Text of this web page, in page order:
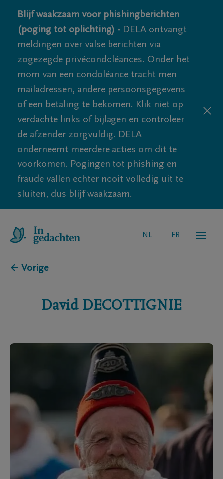
Blijf waakzaam voor phishingberichten
(poging tot oplichting) - DELA ontvangt
meldingen over valse berichten via
zogezegde privécondoléances. Onder het
mom van een condoléance tracht men
mailadressen, andere persoonsgegevens
of een betaling te bekomen. Klik niet op
verdachte links of bijlagen en controleer
de afzender zorgvuldig. DELA
onderneemt meerdere acties om dit te
voorkomen. Pogingen tot phishing en
fraude vallen echter nooit volledig uit te
sluiten, dus blijf waakzaam.
NL FR
← Vorige
David DECOTTIGNIE